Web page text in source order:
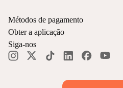
Métodos de pagamento
Obter a aplicação
Siga-nos